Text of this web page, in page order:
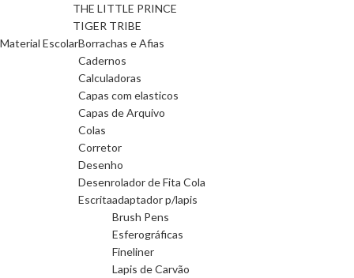
THE LITTLE PRINCE
TIGER TRIBE
Material EscolarBorrachas e Afias
Cadernos
Calculadoras
Capas com elasticos
Capas de Arquivo
Colas
Corretor
Desenho
Desenrolador de Fita Cola
Escritaadaptador p/lapis
Brush Pens
Esferográficas
Fineliner
Lapis de Carvão